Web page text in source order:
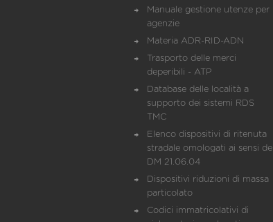
Manuale gestione utenze per
agenzie
Materia ADR-RID-ADN
Trasporto delle merci
deperibili - ATP
Database delle località a
supporto dei sistemi RDS
TMC
Elenco dispositivi di ritenuta
stradale omologati ai sensi del
DM 21.06.04
Dispositivi riduzioni di massa
particolato
Codici immatricolativi di